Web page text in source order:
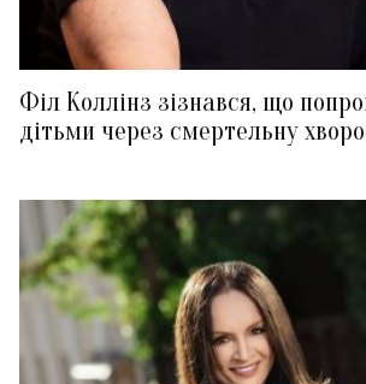
Філ Коллінз зізнався, що
дітьми через смертельну